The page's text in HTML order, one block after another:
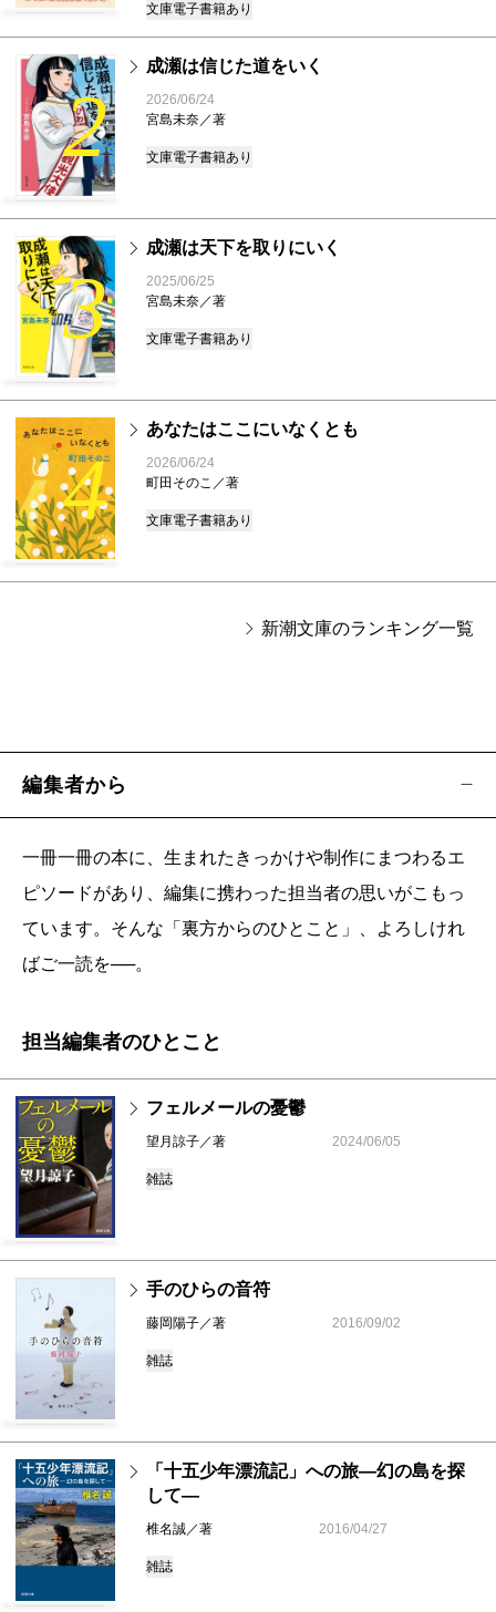
文庫電子書籍あり
2
成瀬は信じた道をいく
2026/06/24
宮島未奈／著
文庫電子書籍あり
3
成瀬は天下を取りにいく
2025/06/25
宮島未奈／著
文庫電子書籍あり
4
あなたはここにいなくとも
2026/06/24
町田そのこ／著
文庫電子書籍あり
新潮文庫のランキング一覧
編集者から
一冊一冊の本に、生まれたきっかけや制作にまつわるエ
ピソードがあり、編集に携わった担当者の思いがこもっ
ています。そんな「裏方からのひとこと」、よろしけれ
ばご一読を──。
担当編集者のひとこと
フェルメールの憂鬱
望月諒子／著 2024/06/05
雑誌
手のひらの音符
藤岡陽子／著 2016/09/02
雑誌
「十五少年漂流記」への旅―幻の島を探
して―
椎名誠／著 2016/04/27
雑誌